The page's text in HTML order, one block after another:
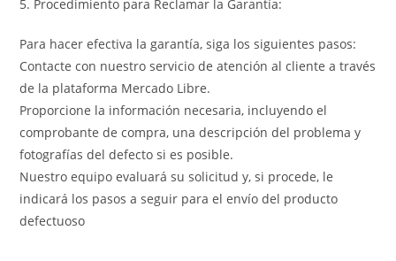
5. Procedimiento para Reclamar la Garantía:
Para hacer efectiva la garantía, siga los siguientes pasos:
Contacte con nuestro servicio de atención al cliente a través
de la plataforma Mercado Libre.
Proporcione la información necesaria, incluyendo el
comprobante de compra, una descripción del problema y
fotografías del defecto si es posible.
Nuestro equipo evaluará su solicitud y, si procede, le
indicará los pasos a seguir para el envío del producto
defectuoso